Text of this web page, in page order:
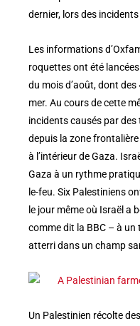
dernier, lors des
Les informations
roquettes ont été
du mois d’août, dont
mer. Au cours de cette
incidents causés par
depuis la zone
à l’intérieur de Gaza.
Gaza à un rythme
le-feu. Six Palestiniens
le jour même où Israël a
comme dit la BBC – à un
atterri dans un champ
Un Palestinien récolte